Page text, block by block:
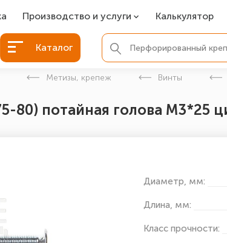
Производство и услуги
Болты БСР
Болты для фундамента
Закладные детали
Калькулятор
Каталог
Метизы, крепеж Винты
80) потайная голова М3*25
Диаметр, мм:
Длина, мм:
Класс прочности: